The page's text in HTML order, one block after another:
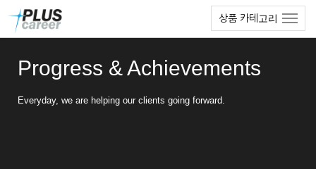
상품 카테고리
Progress & Achievements
Everyday, we are helping our clients going forward.